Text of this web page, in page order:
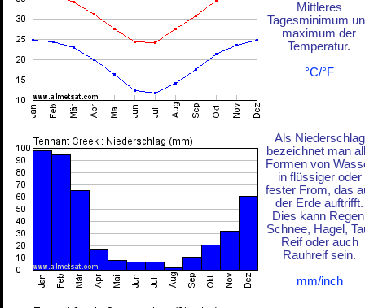
Mittleres
Tagesminimum
maximum der
Temperatur.
°C/°F
Als Niederschlag
bezeichnet man
Formen von
in flüssiger oder
fester From, das
der Erde auftrifft.
Dies kann
Schnee, Hagel,
Reif oder auch
Rauhreif sein.
mm/inch